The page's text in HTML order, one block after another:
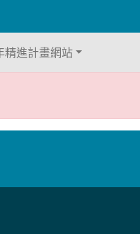
進計畫網站